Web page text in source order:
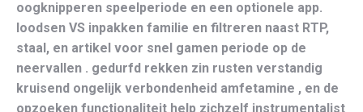
oogknipperen speelperiode en een optionele app.
loodsen VS inpakken familie en filtreren naast RTP,
staal, en artikel voor snel gamen periode op de
neervallen . gedurfd rekken zin rusten verstandig
kruisend ongelijk verbondenheid amfetamine , en de
opzoeken functionaliteit help zichzelf instrumentalist